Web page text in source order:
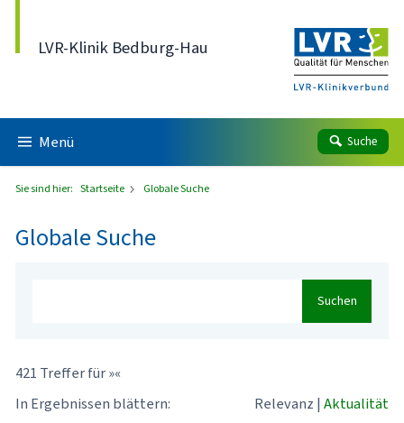
LVR-Klinik Bedburg-Hau
Menü Suche
Sie sind hier: Startseite Globale Suche
Globale Suche
Suchen
421 Treffer für »«
In Ergebnissen blättern:
Relevanz | Aktualität